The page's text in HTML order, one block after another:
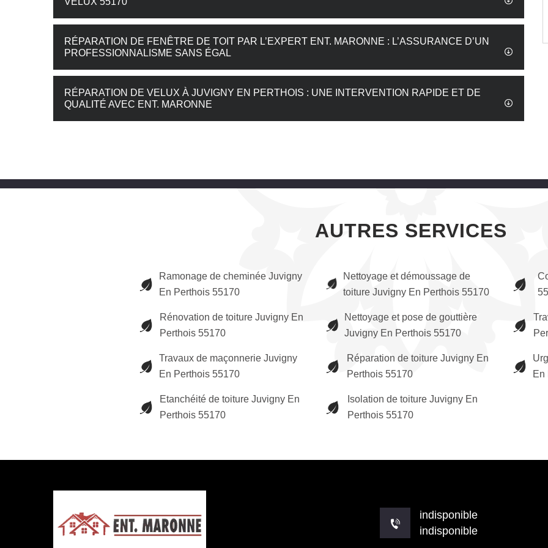
RÉPARATION DE FENÊTRE DE TOIT PAR L’EXPERT ENT. MARONNE : L’ASSURANCE D’UN
PROFESSIONNALISME SANS ÉGAL
RÉPARATION DE VELUX À JUVIGNY EN PERTHOIS : UNE INTERVENTION RAPIDE ET DE
QUALITÉ AVEC ENT. MARONNE
AUTRES SERVICES
Ramonage de cheminée Juvigny
En Perthois 55170
Rénovation de toiture Juvigny En
Perthois 55170
Travaux de maçonnerie Juvigny
En Perthois 55170
Etanchéité de toiture Juvigny En
Perthois 55170
Nettoyage et démoussage de
toiture Juvigny En Perthois 55170
Nettoyage et pose de gouttière
Juvigny En Perthois 55170
Réparation de toiture Juvigny En
Perthois 55170
Isolation de toiture Juvigny En
Perthois 55170
En
indisponible
indisponible